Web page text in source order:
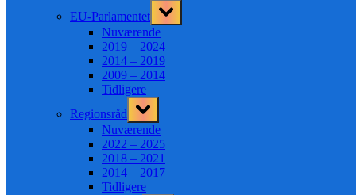
EU-Parlamentet
Toggle
sub-
menu
Nuværende
2019 – 2024
2014 – 2019
2009 – 2014
Tidligere
Regionsråd
Toggle
sub-
menu
Nuværende
2022 – 2025
2018 – 2021
2014 – 2017
Tidligere